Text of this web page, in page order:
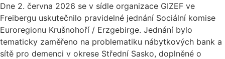
Dne 2. června 2026 se v sídle organizace GIZEF ve
Freibergu uskutečnilo pravidelné jednání Sociální komise
Euroregionu Krušnohoří / Erzgebirge. Jednání bylo
tematicky zaměřeno na problematiku nábytkových bank a
sítě pro demenci v okrese Střední Sasko, doplněné o